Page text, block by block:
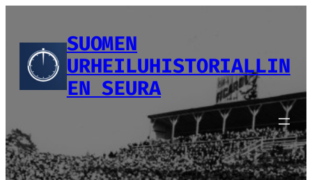
SUOMEN
URHEILUHISTORIALLIN
EN SEURA